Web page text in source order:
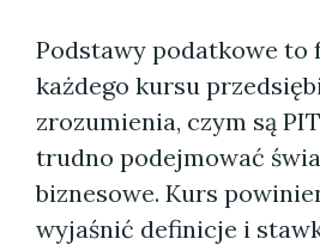
Podstawy podatkowe to
każdego kursu
zrozumienia, czym są
trudno podejmować
biznesowe. Kurs
wyjaśnić definicje i